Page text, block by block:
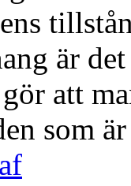
är
att
som